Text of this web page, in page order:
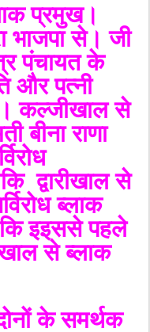
प्रमुख।
भाजपा से। जी
पंचायत के
और पत्नी
हैं। कल्जीखाल से
बीना राणा
द्वारीखाल से
ब्लाक
इइससे पहले
से ब्लाक
के समर्थक